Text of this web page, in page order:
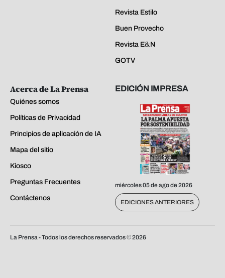
Revista Estilo
Buen Provecho
Revista E&N
GOTV
Acerca de La Prensa
Quiénes somos
Políticas de Privacidad
Principios de aplicación de IA
Mapa del sitio
Kiosco
Preguntas Frecuentes
Contáctenos
EDICIÓN IMPRESA
miércoles 05 de ago de 2026
EDICIONES ANTERIORES
La Prensa - Todos los derechos reservados ©2026